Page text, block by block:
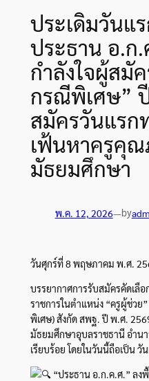
ประเดิมวันแ
ประธาน อ.ก
กำลังใจผู้สมั
กรณีพิเศษ”
สมัครวันแรก
เฟ้นหาครูคุณ
มัธยมศึกษา
พ.ค. 12, 2026—by
วันศุกร์ที่ 8 พฤษภาคม พ.ศ.
บรรยากาศการรับสมัครคัดเลือ
ราชการในตำแหน่ง “ครูผู้ช่ว
พิเศษ) สังกัด สพฐ. ปี พ.ศ.
มัธยมศึกษาอุบลราชธานี อำน
เรียบร้อย โดยในวันนี้ถือเป็น วั
“ประธาน อ.ก.ค.ศ.” ลง